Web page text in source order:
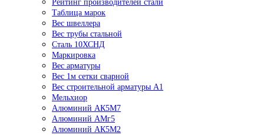
Рейтинг производителей стали
Таблица марок
Вес швеллера
Вес трубы стальной
Сталь 10ХСНД
Маркировка
Вес арматуры
Вес 1м сетки сварной
Вес строительной арматуры А1
Мельхиор
Алюминий АК5М7
Алюминий АМг5
Алюминий АК5М2